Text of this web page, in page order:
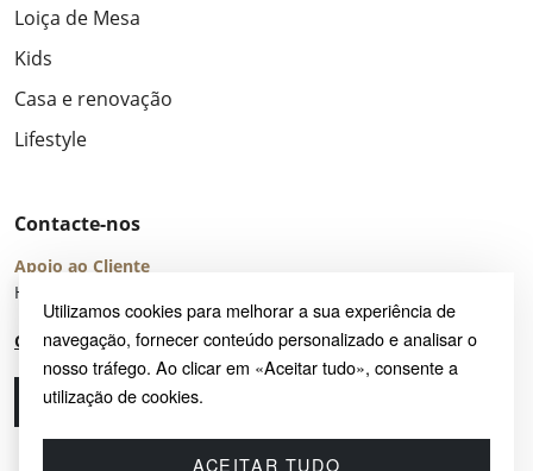
Utilizamos cookies para melhorar a sua experiência de
navegação, fornecer conteúdo personalizado e analisar o
nosso tráfego. Ao clicar em «Aceitar tudo», consente a
utilização de cookies.
ACEITAR TUDO
Loiça de Mesa
Kids
Casa e renovação
Lifestyle
Contacte-nos
Apoio ao Cliente
Horário de Atendimento: seg – sex 8:00 – 16:00 (UTC+2)
Centro de Ajuda
Ligue-nos